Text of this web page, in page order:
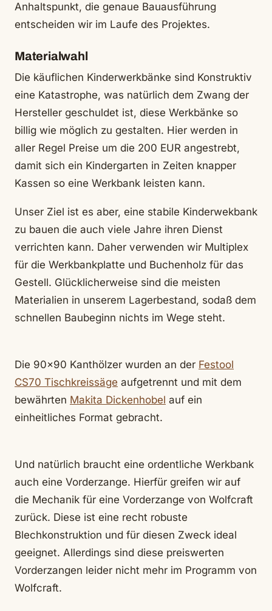
Anhaltspunkt, die genaue Bauausführung
entscheiden wir im Laufe des Projektes.
Materialwahl
Die käuflichen Kinderwerkbänke sind Konstruktiv
eine Katastrophe, was natürlich dem Zwang der
Hersteller geschuldet ist, diese Werkbänke so
billig wie möglich zu gestalten. Hier werden in
aller Regel Preise um die 200 EUR angestrebt,
damit sich ein Kindergarten in Zeiten knapper
Kassen so eine Werkbank leisten kann.
Unser Ziel ist es aber, eine stabile Kinderwekbank
zu bauen die auch viele Jahre ihren Dienst
verrichten kann. Daher verwenden wir Multiplex
für die Werkbankplatte und Buchenholz für das
Gestell. Glücklicherweise sind die meisten
Materialien in unserem Lagerbestand, sodaß dem
schnellen Baubeginn nichts im Wege steht.
Die 90×90 Kanthölzer wurden an der Festool
CS70 Tischkreissäge aufgetrennt und mit dem
bewährten Makita Dickenhobel auf ein
einheitliches Format gebracht.
Und natürlich braucht eine ordentliche Werkbank
auch eine Vorderzange. Hierfür greifen wir auf
die Mechanik für eine Vorderzange von Wolfcraft
zurück. Diese ist eine recht robuste
Blechkonstruktion und für diesen Zweck ideal
geeignet. Allerdings sind diese preiswerten
Vorderzangen leider nicht mehr im Programm von
Wolfcraft.